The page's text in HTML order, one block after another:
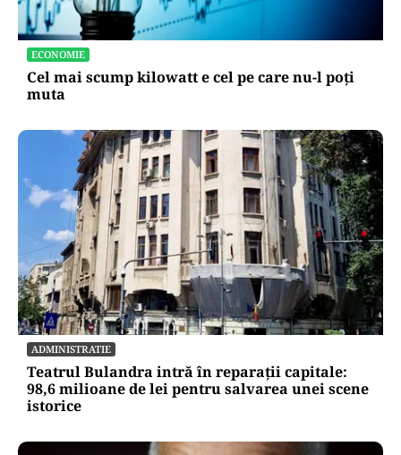
ECONOMIE
Cel mai scump kilowatt e cel pe care nu-l poți
muta
ADMINISTRATIE
Teatrul Bulandra intră în reparații capitale:
98,6 milioane de lei pentru salvarea unei scene
istorice